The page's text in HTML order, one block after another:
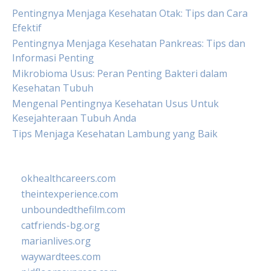
Pentingnya Menjaga Kesehatan Otak: Tips dan Cara
Efektif
Pentingnya Menjaga Kesehatan Pankreas: Tips dan
Informasi Penting
Mikrobioma Usus: Peran Penting Bakteri dalam
Kesehatan Tubuh
Mengenal Pentingnya Kesehatan Usus Untuk
Kesejahteraan Tubuh Anda
Tips Menjaga Kesehatan Lambung yang Baik
okhealthcareers.com
theintexperience.com
unboundedthefilm.com
catfriends-bg.org
marianlives.org
waywardtees.com